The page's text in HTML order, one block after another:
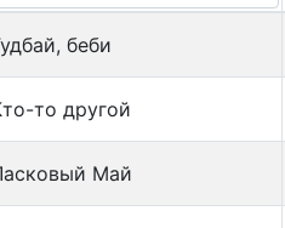
беби
то другой
Май